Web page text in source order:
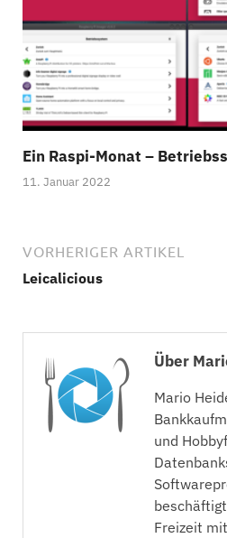
Ein Raspi-Monat –
11. Januar 2022
VORHERIGER ARTIKEL
Leicalicious
Über
Mario
und
Freizeit